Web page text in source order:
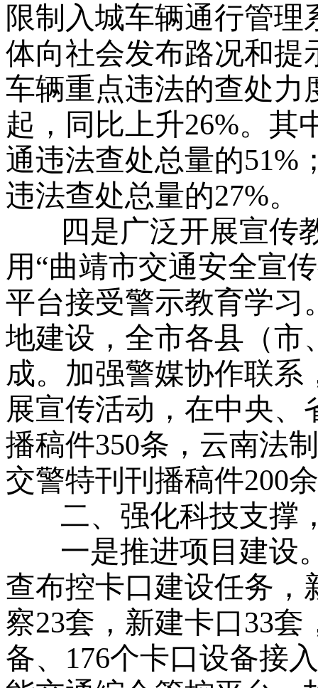
限制入城车辆通行管
体向社会发布路况和提
车辆重点违法的查处力
起，同比上升26%。其
通违法查处总量的51%
违法查处总量的27%。
四是广泛开展宣传
用“曲靖市交通安全宣
平台接受警示教育学习
地建设，全市各县（市
成。加强警媒协作联
展宣传活动，在中央
播稿件350条，云南法
交警特刊刊播稿件200
二、强化科技支撑
一是推进项目建设
查布控卡口建设任务，
察23套，新建卡口33套
备、176个卡口设备接